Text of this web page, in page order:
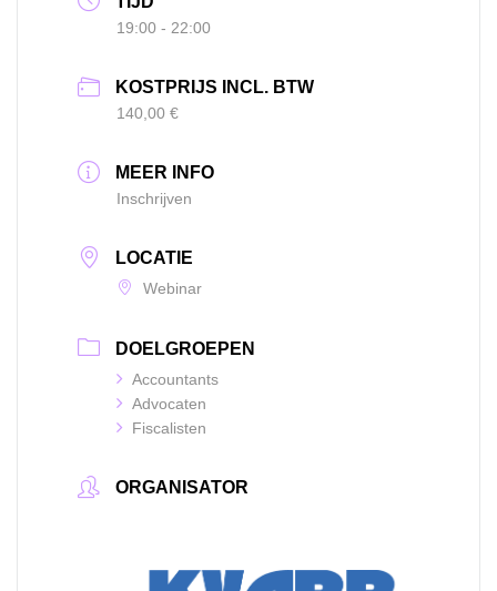
19:00 - 22:00
KOSTPRIJS INCL. BTW
140,00 €
MEER INFO
Inschrijven
LOCATIE
Webinar
DOELGROEPEN
Accountants
Advocaten
Fiscalisten
ORGANISATOR